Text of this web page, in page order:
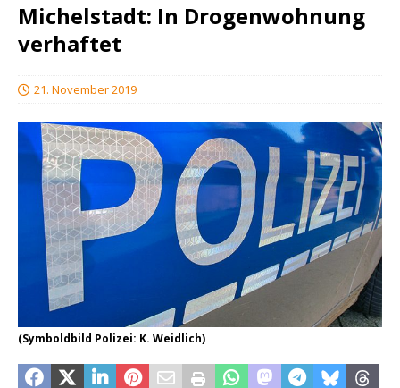
Michelstadt: In Drogenwohnung
verhaftet
21. November 2019
(Symboldbild Polizei: K. Weidlich)